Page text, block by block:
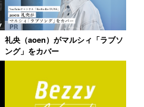
PR
礼央（aoen）がマルシィ「ラブソ
ング」をカバー